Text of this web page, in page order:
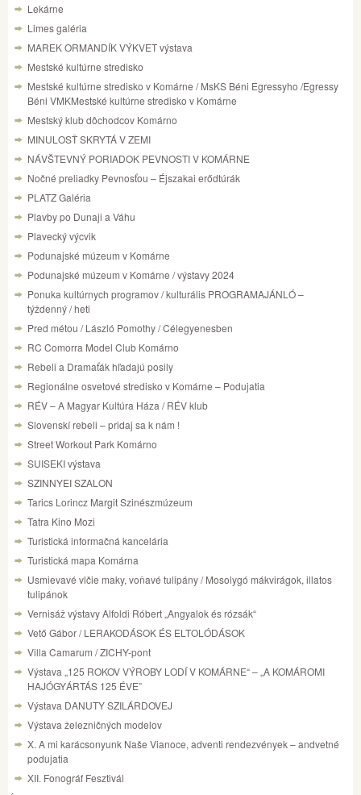
Lekárne
Limes galéria
MAREK ORMANDÍK VÝKVET výstava
Mestské kultúrne stredisko
Mestské kultúrne stredisko v Komárne / MsKS Béni Egressyho /Egressy
Béni VMKMestské kultúrne stredisko v Komárne
Mestský klub dôchodcov Komárno
MINULOSŤ SKRYTÁ V ZEMI
NÁVŠTEVNÝ PORIADOK PEVNOSTI V KOMÁRNE
Nočné preliadky Pevnosťou – Éjszakai erődtúrák
PLATZ Galéria
Plavby po Dunaji a Váhu
Plavecký výcvik
Podunajské múzeum v Komárne
Podunajské múzeum v Komárne / výstavy 2024
Ponuka kultúrnych programov / kulturális PROGRAMAJÁNLÓ –
týždenný / heti
Pred métou / László Pomothy / Célegyenesben
RC Comorra Model Club Komárno
Rebeli a Dramaťák hľadajú posily
Regionálne osvetové stredisko v Komárne – Podujatia
RÉV – A Magyar Kultúra Háza / RÉV klub
Slovenskí rebeli – pridaj sa k nám !
Street Workout Park Komárno
SUISEKI výstava
SZINNYEI SZALON
Tarics Lorincz Margit Szinészmúzeum
Tatra Kino Mozi
Turistická informačná kancelária
Turistická mapa Komárna
Usmievavé vlčie maky, voňavé tulipány / Mosolygó mákvirágok, illatos
tulipánok
Vernisáž výstavy Alfoldi Róbert „Angyalok és rózsák“
Vető Gábor / LERAKODÁSOK ÉS ELTOLÓDÁSOK
Villa Camarum / ZICHY-pont
Výstava „125 ROKOV VÝROBY LODÍ V KOMÁRNE“ – „A KOMÁROMI
HAJÓGYÁRTÁS 125 ÉVE”
Výstava DANUTY SZILÁRDOVEJ
Výstava železničných modelov
X. A mi karácsonyunk Naše Vianoce, adventi rendezvények – andvetné
podujatia
XII. Fonográf Fesztivál